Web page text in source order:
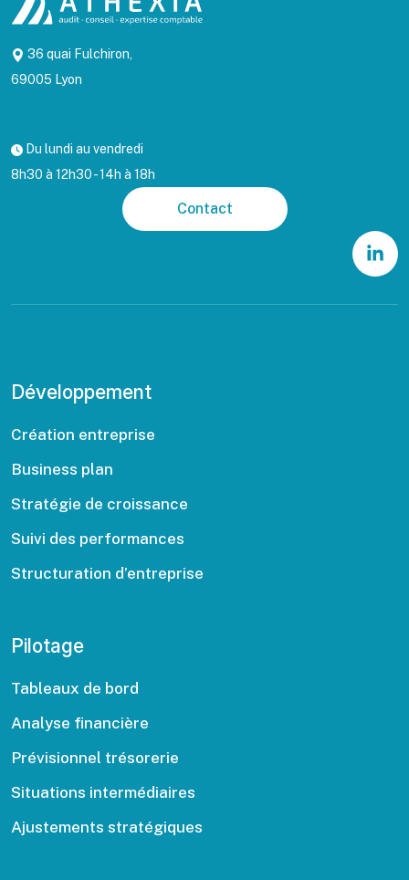
36 quai Fulchiron,
69005 Lyon
Du lundi au vendredi
8h30 à 12h30 - 14h à 18h
Contact
Développement
Création entreprise
Business plan
Stratégie de croissance
Suivi des performances
Structuration d’entreprise
Pilotage
Tableaux de bord
Analyse financière
Prévisionnel trésorerie
Situations intermédiaires
Ajustements stratégiques